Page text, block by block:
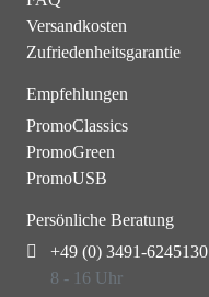
Versandkosten
Zufriedenheitsgarantie
Empfehlungen
PromoClassics
PromoGreen
PromoUSB
Persönliche Beratung
+49 (0) 3491-6245130
8 - 16 Uhr